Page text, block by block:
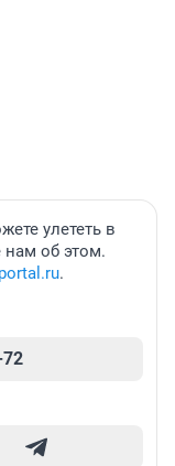
улететь в
об этом.
.